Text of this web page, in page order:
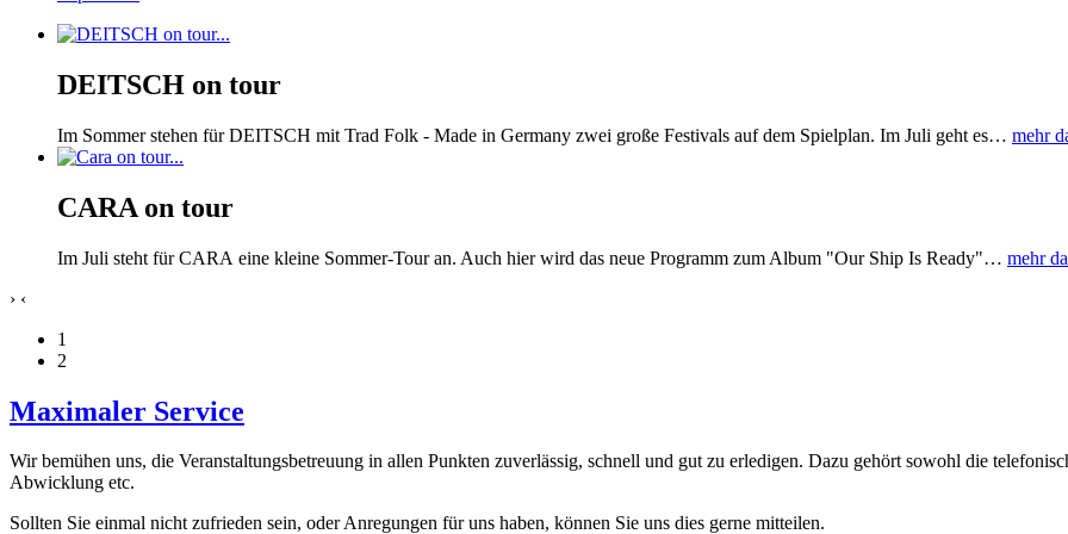
DEITSCH on tour
Im Sommer stehen für DEITSCH mit Trad Folk - Made in Germany zwei große Festivals auf dem Spielplan. Im Juli geht es… mehr
CARA on tour
Im Juli steht für CARA eine kleine Sommer-Tour an. Auch hier wird das neue Programm zum Album "Our Ship Is Ready"… mehr
› ‹
1
2
Maximaler Service
Wir bemühen uns, die Veranstaltungsbetreuung in allen Punkten zuverlässig, schnell und gut zu erledigen. Dazu gehört sowohl die
Abwicklung etc.
Sollten Sie einmal nicht zufrieden sein, oder Anregungen für uns haben, können Sie uns dies gerne mitteilen.